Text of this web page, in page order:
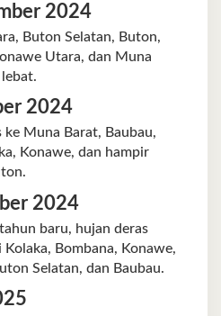
2024
Buton Selatan, Buton,
Utara, dan Muna
2024
ke Muna Barat, Baubau,
Konawe, dan hampir
2024
baru, hujan deras
Bombana, Konawe,
Selatan, dan Baubau.